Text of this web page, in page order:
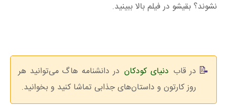
نشوند؟ بقیشو در فیلم بالا ببینید.
در قاب دنیای کودکان در دانشنامه هاگ می‌توانید هر
روز کارتون‌ و داستان‌های جذابی تماشا کنید و بخوانید.